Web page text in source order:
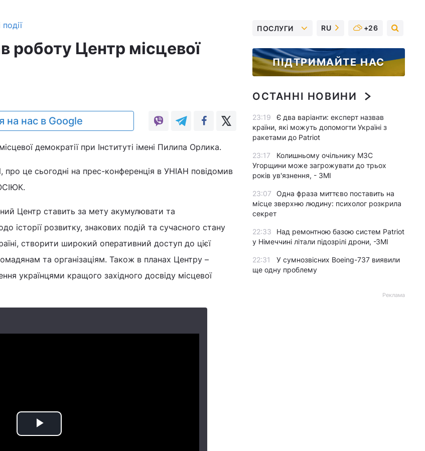
роботу Центр місцевої
на нас в Google
демократії при Інституті імені Пилипа Орлика.
це сьогодні на прес-конференція в УНІАН повідомив
Центр ставить за мету акумулювати та
історії розвитку, знакових подій та сучасного стану
створити широкий оперативний доступ до цієї
та організаціям. Також в планах Центру –
українцями кращого західного досвіду місцевої
Play
ПОСЛУГИ RU +26
ПІДТРИМАЙТЕ НАС
ОСТАННІ НОВИНИ
23:19
Є два варіанти: експерт назвав
країни, які можуть допомогти Україні з
ракетами до Patriot
23:17
Колишньому очільнику МЗС
Угорщини може загрожувати до трьох
років ув'язнення, - ЗМІ
23:07
Одна фраза миттєво поставить на
місце зверхню людину: психолог розкрила
секрет
22:33
Над ремонтною базою систем Patriot
у Німеччині літали підозрілі дрони, -ЗМІ
22:31
У сумнозвісних Boeing-737 виявили
ще одну проблему
Реклама